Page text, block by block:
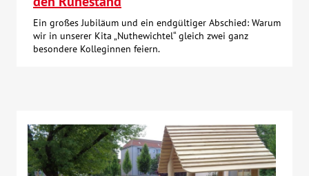
Ein großes Jubiläum und ein endgültiger Abschied: Warum
wir in unserer Kita „Nuthewichtel“ gleich zwei ganz
besondere Kolleginnen feiern.